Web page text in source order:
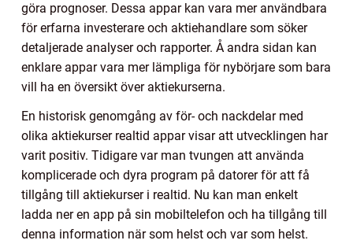
göra prognoser. Dessa appar kan vara mer användbara
för erfarna investerare och aktiehandlare som söker
detaljerade analyser och rapporter. Å andra sidan kan
enklare appar vara mer lämpliga för nybörjare som bara
vill ha en översikt över aktiekurserna.
En historisk genomgång av för- och nackdelar med
olika aktiekurser realtid appar visar att utvecklingen har
varit positiv. Tidigare var man tvungen att använda
komplicerade och dyra program på datorer för att få
tillgång till aktiekurser i realtid. Nu kan man enkelt
ladda ner en app på sin mobiltelefon och ha tillgång till
denna information när som helst och var som helst.